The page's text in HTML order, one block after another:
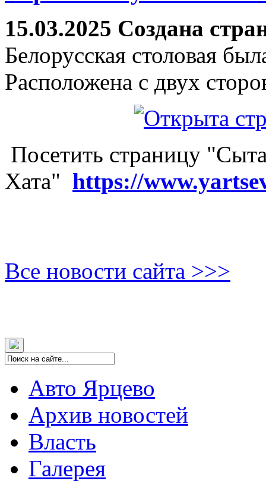
15.03.2025 Создана
Белорусская столовая
Расположена с двух
Посетить страницу
Хата" https://
Все новости сайта >>>
Авто Ярцево
Архив новостей
Власть
Галерея